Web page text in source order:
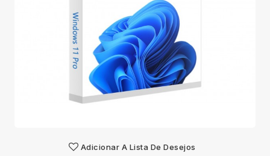
Adicionar A Lista De Desejos